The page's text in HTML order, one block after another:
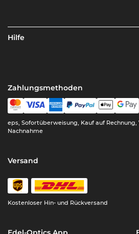
Hilfe
Zahlungsmethoden
eps, Sofortüberweisung, Kauf auf Rechnung,
Nachnahme
Versand
Kostenloser Hin- und Rückversand